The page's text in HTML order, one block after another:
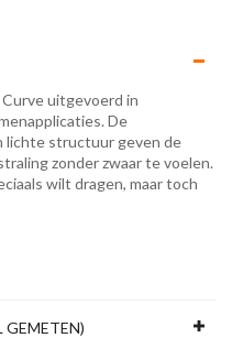
uitgevoerd in
De
lichte structuur geven de
zonder zwaar te voelen.
wilt dragen, maar toch
GEMETEN)